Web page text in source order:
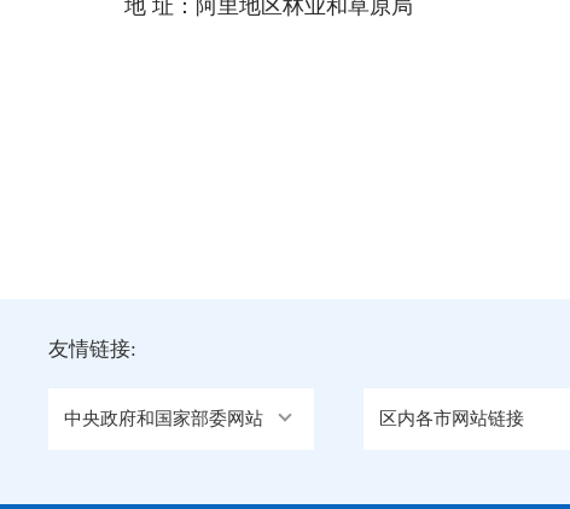
地 址：阿里地区林业和草原局
友情链接:
中央政府和国家部委网站 区内各市网站链接